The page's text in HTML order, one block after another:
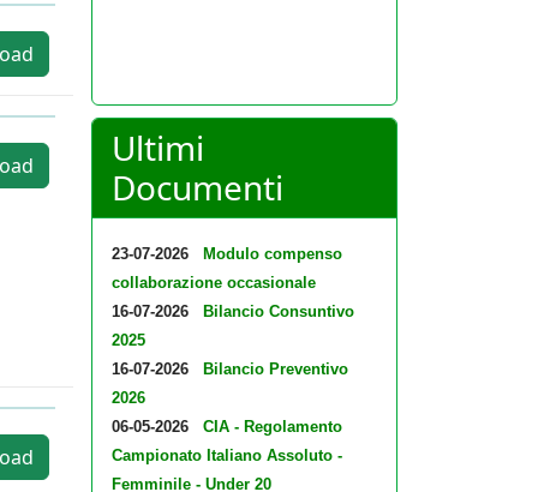
Ultimi
Documenti
23-07-2026
Modulo compenso
collaborazione occasionale
16-07-2026
Bilancio Consuntivo
2025
16-07-2026
Bilancio Preventivo
2026
06-05-2026
CIA - Regolamento
Campionato Italiano Assoluto -
Femminile - Under 20